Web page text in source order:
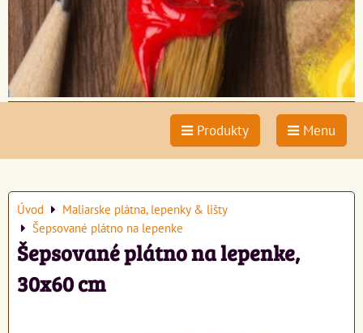
Produkty Menu
Úvod
Maliarske plátna, lepenky & lišty
Šepsované plátno na lepenke
Šepsované plátno na lepenke,
30x60 cm